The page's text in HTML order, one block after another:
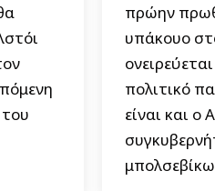
πρώην
υπάκουο
πολιτικό
είναι και